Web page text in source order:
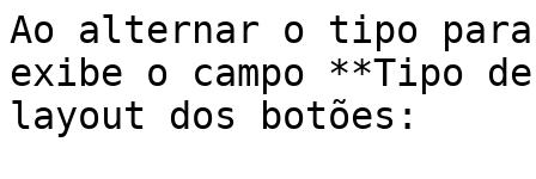
Ao alternar o tipo
exibe o campo **Tipo
layout dos botões: